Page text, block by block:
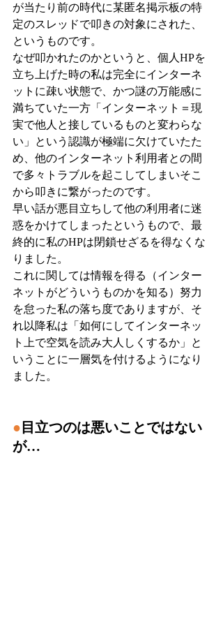
が当たり前の時代に某匿名掲示板の特
定のスレッドで叩きの対象にされた、
というものです。
なぜ叩かれたのかというと、個人HPを
立ち上げた時の私は完全にインターネ
ットに疎い状態で、かつ謎の万能感に
満ちていた一方「インターネット＝現
実で他人と接しているものと変わらな
い」という認識が極端に欠けていたた
め、他のインターネット利用者との間
で多々トラブルを起こしてしまいそこ
から叩きに繋がったのです。
早い話が悪目立ちして他の利用者に迷
惑をかけてしまったというもので、最
終的に私のHPは閉鎖せざるを得なくな
りました。
これに関しては情報を得る（インター
ネットがどういうものかを知る）努力
を怠った私の落ち度でありますが、そ
れ以降私は「如何にしてインターネッ
ト上で空気を読み大人しくするか」と
いうことに一層気を付けるようになり
ました。
● 目立つのは悪いことではない
が…